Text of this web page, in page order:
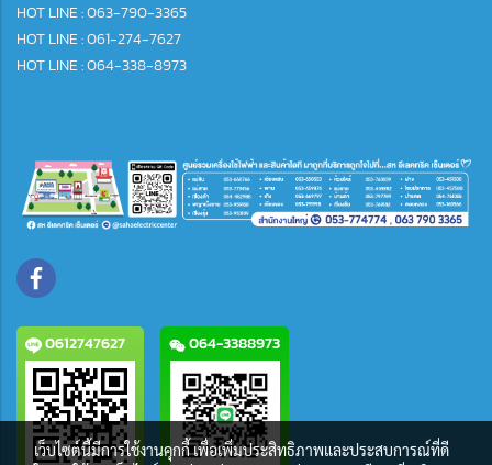
HOT LINE : 063-790-3365
HOT LINE : 061-274-7627
HOT LINE : 064-338-8973
0612747627 064-3388973
เว็บไซต์นี้มีการใช้งานคุกกี้ เพื่อเพิ่มประสิทธิภาพและประสบการณ์ที่ดี